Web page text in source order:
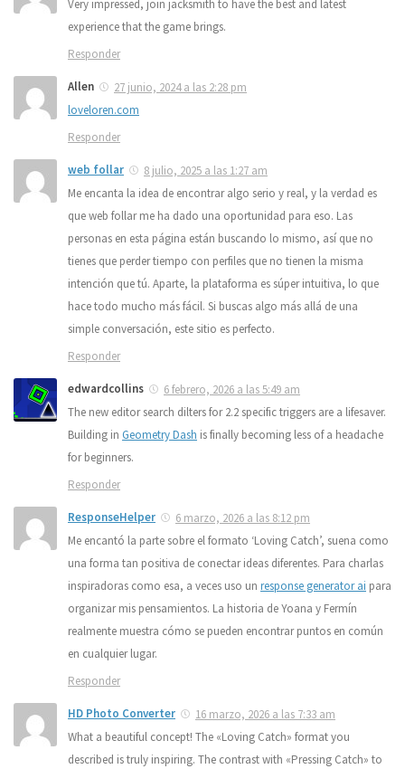
Very impressed, join jacksmith to have the best and latest
experience that the game brings.
Responder
Allen
27 junio, 2024 a las 2:28 pm
loveloren.com
Responder
web follar
8 julio, 2025 a las 1:27 am
Me encanta la idea de encontrar algo serio y real, y la verdad es
que web follar me ha dado una oportunidad para eso. Las
personas en esta página están buscando lo mismo, así que no
tienes que perder tiempo con perfiles que no tienen la misma
intención que tú. Aparte, la plataforma es súper intuitiva, lo que
hace todo mucho más fácil. Si buscas algo más allá de una
simple conversación, este sitio es perfecto.
Responder
edwardcollins
6 febrero, 2026 a las 5:49 am
The new editor search dilters for 2.2 specific triggers are a lifesaver.
Building in Geometry Dash is finally becoming less of a headache
for beginners.
Responder
ResponseHelper
6 marzo, 2026 a las 8:12 pm
Me encantó la parte sobre el formato ‘Loving Catch’, suena como
una forma tan positiva de conectar ideas diferentes. Para charlas
inspiradoras como esa, a veces uso un response generator ai para
organizar mis pensamientos. La historia de Yoana y Fermín
realmente muestra cómo se pueden encontrar puntos en común
en cualquier lugar.
Responder
HD Photo Converter
16 marzo, 2026 a las 7:33 am
What a beautiful concept! The «Loving Catch» format you
described is truly inspiring. The contrast with «Pressing Catch» to